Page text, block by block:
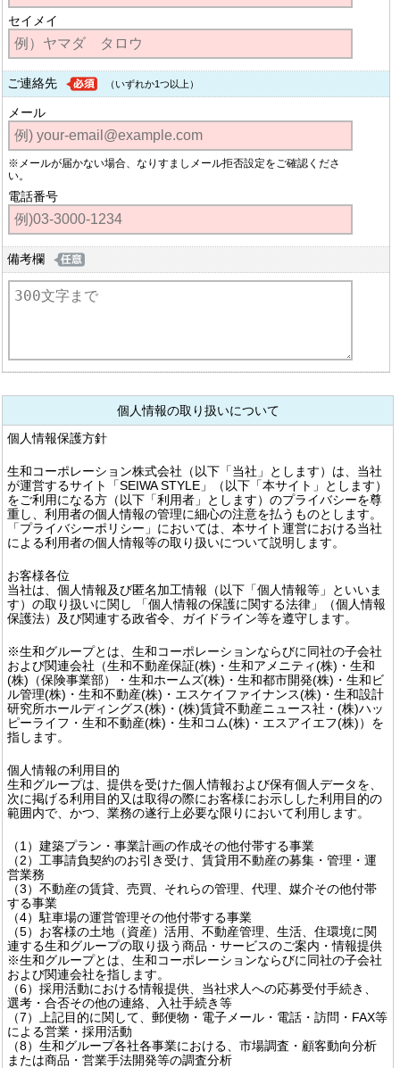
セイメイ
ご連絡先 （いずれか1つ以上）
メール
※メールが届かない場合、なりすましメール拒否設定をご確認くださ
い。
電話番号
備考欄
個人情報の取り扱いについて
個人情報保護方針
生和コーポレーション株式会社（以下「当社」とします）は、当社
が運営するサイト「SEIWA STYLE」（以下「本サイト」とします）
をご利用になる方（以下「利用者」とします）のプライバシーを尊
重し、利用者の個人情報の管理に細心の注意を払うものとします。
「プライバシーポリシー」においては、本サイト運営における当社
による利用者の個人情報等の取り扱いについて説明します。
お客様各位
当社は、個人情報及び匿名加工情報（以下「個人情報等」といいま
す）の取り扱いに関し 「個人情報の保護に関する法律」（個人情報
保護法）及び関連する政省令、ガイドライン等を遵守します。
※生和グループとは、生和コーポレーションならびに同社の子会社
および関連会社（生和不動産保証(株)・生和アメニティ(株)・生和
(株)（保険事業部）・生和ホームズ(株)・生和都市開発(株)・生和ビ
ル管理(株)・生和不動産(株)・エスケイファイナンス(株)・生和設計
研究所ホールディングス(株)・(株)賃貸不動産ニュース社・(株)ハッ
ピーライフ・生和不動産(株)・生和コム(株)・エスアイエフ(株)）を
指します。
個人情報の利用目的
生和グループは、提供を受けた個人情報および保有個人データを、
次に掲げる利用目的又は取得の際にお客様にお示しした利用目的の
範囲内で、かつ、業務の遂行上必要な限りにおいて利用します。
（1）建築プラン・事業計画の作成その他付帯する事業
（2）工事請負契約のお引き受け、賃貸用不動産の募集・管理・運
営業務
（3）不動産の賃貸、売買、それらの管理、代理、媒介その他付帯
する事業
（4）駐車場の運営管理その他付帯する事業
（5）お客様の土地（資産）活用、不動産管理、生活、住環境に関
連する生和グループの取り扱う商品・サービスのご案内・情報提供
※生和グループとは、生和コーポレーションならびに同社の子会社
および関連会社を指します。
（6）採用活動における情報提供、当社求人への応募受付手続き、
選考・合否その他の連絡、入社手続き等
（7）上記目的に関して、郵便物・電子メール・電話・訪問・FAX等
による営業・採用活動
（8）生和グループ各社各事業における、市場調査・顧客動向分析
または商品・営業手法開発等の調査分析